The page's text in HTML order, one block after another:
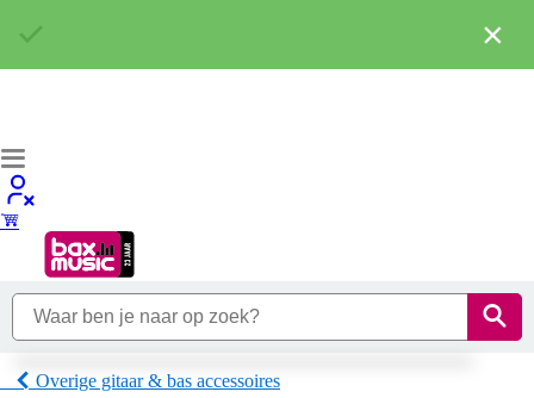
Overige gitaar & bas accessoires
×